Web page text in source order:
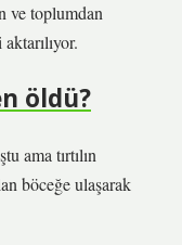
ve toplumdan
öldü?
ama tırtılın
böceğe ulaşarak